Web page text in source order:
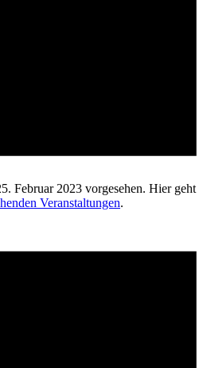
Februar 2023 vorgesehen. Hier geht
Veranstaltungen.